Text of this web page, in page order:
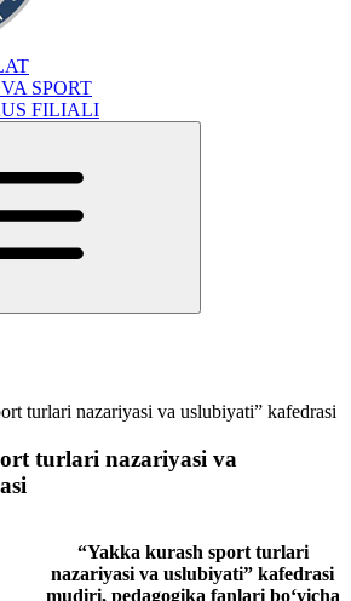
SPORT
FILIALI
turlari nazariyasi va uslubiyati” kafedrasi
turlari nazariyasi va
“Yakka kurash sport turlari
nazariyasi va uslubiyati” kafedrasi
mudiri, pedagogika fanlari bo‘yicha